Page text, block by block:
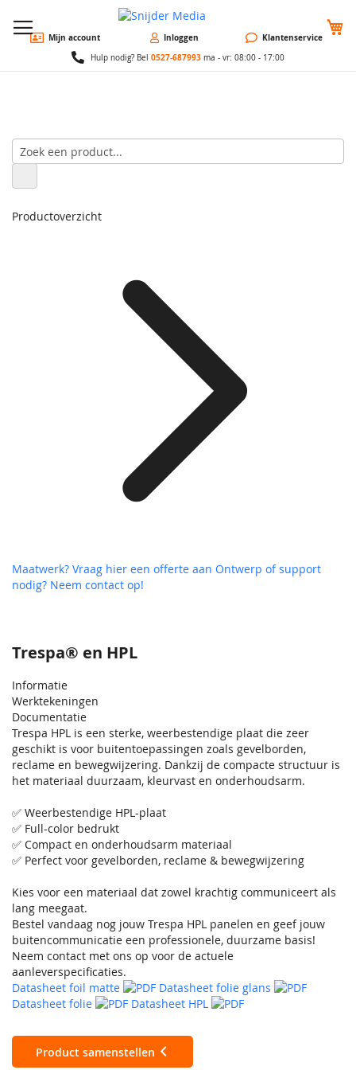
Mijn account Inloggen Klantenservice
Hulp nodig? Bel 0527-687993 ma - vr: 08:00 - 17:00
Trespa® en HPL
Informatie
Werktekeningen
Documentatie
Trespa HPL is een sterke, weerbestendige plaat die zeer
geschikt is voor buitentoepassingen zoals gevelborden,
reclame en bewegwijzering. Dankzij de compacte structuur is
het materiaal duurzaam, kleurvast en onderhoudsarm.
✅ Weerbestendige HPL-plaat
✅ Full-color bedrukt
✅ Compact en onderhoudsarm materiaal
✅ Perfect voor gevelborden, reclame & bewegwijzering
Kies voor een materiaal dat zowel krachtig communiceert als
lang meegaat.
Bestel vandaag nog jouw Trespa HPL panelen en geef jouw
buitencommunicatie een professionele, duurzame basis!
Neem contact met ons op voor de actuele
aanleverspecificaties.
Datasheet foil matte
Datasheet folie glans
Datasheet folie
Datasheet HPL
Product samenstellen
Productoverzicht
Maatwerk? Vraag hier een offerte aan Ontwerp of support
nodig? Neem contact op!